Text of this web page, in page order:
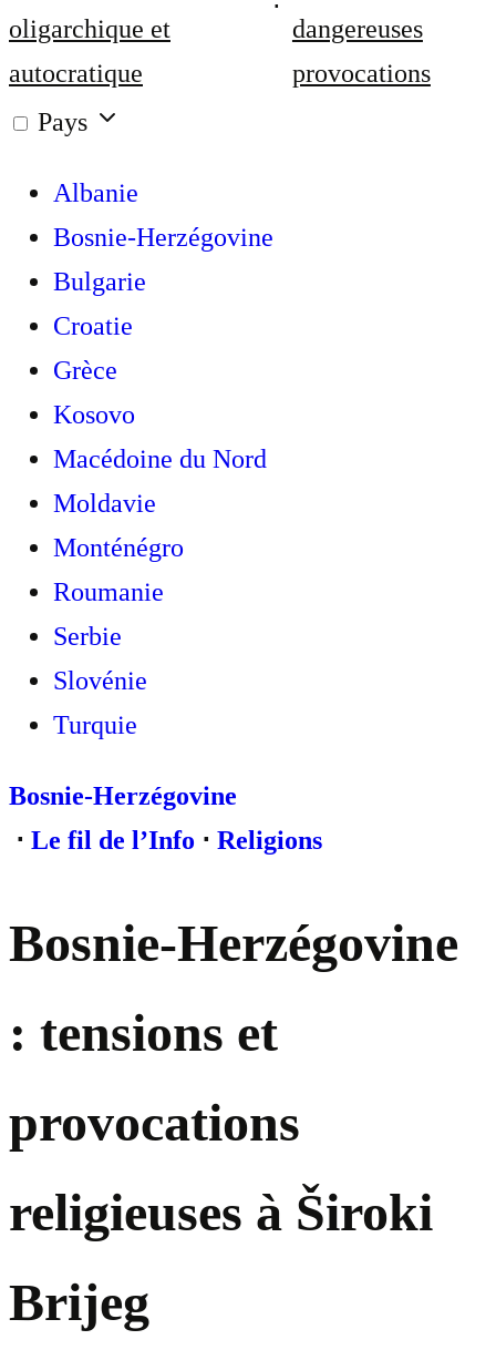
oligarchique et
autocratique
dangereuses
provocations
Pays
Albanie
Bosnie-Herzégovine
Bulgarie
Croatie
Grèce
Kosovo
Macédoine du Nord
Moldavie
Monténégro
Roumanie
Serbie
Slovénie
Turquie
Bosnie-Herzégovine
⋅ Le fil de l’Info ⋅ Religions
Bosnie-Herzégovine
: tensions et
provocations
religieuses à Široki
Brijeg